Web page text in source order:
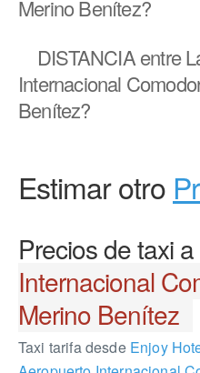
Merino Benítez?
DISTANCIAentre
Internacional
Benítez?
Estimar otro
Precios de taxi a
Internacional
Merino Benítez
Taxi tarifa desdeEnjoy